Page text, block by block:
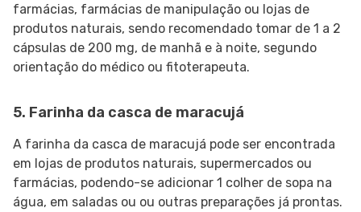
farmácias, farmácias de manipulação ou lojas de
produtos naturais, sendo recomendado tomar de 1 a 2
cápsulas de 200 mg, de manhã e à noite, segundo
orientação do médico ou fitoterapeuta.
5. Farinha da casca de maracujá
A farinha da casca de maracujá pode ser encontrada
em lojas de produtos naturais, supermercados ou
farmácias, podendo-se adicionar 1 colher de sopa na
água, em saladas ou ou outras preparações já prontas.